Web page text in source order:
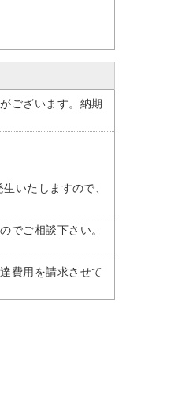
ございます。納期
いたしますので、
でご相談下さい。
費用を請求させて